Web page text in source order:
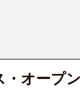
・オープ